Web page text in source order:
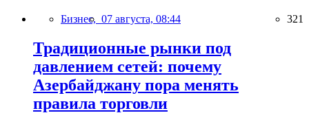
Бизнес, 07 августа, 08:44 321
Традиционные рынки под
давлением сетей: почему
Азербайджану пора менять
правила торговли